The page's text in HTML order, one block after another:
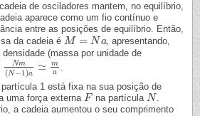
de osciladores mantem, no equilíbrio,
aparece como um fio contínuo e
entre as posições de equilíbrio. Então,
da cadeia é M = N a
M= Na
, apresentando,
(massa por unidade de
Nm
(N−1)a
≃
m
a
N−1)a≃ ma
1 está fixa na sua posição de
uma força externa F
F na partícula N
N
a cadeia aumentou o seu comprimento